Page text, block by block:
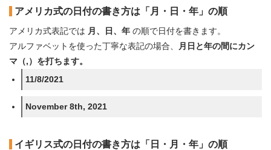
アメリカ式の日付の書き方は「月・日・年」の順
アメリカ式表記では 月、日、年 の順で日付を書きます。
アルファベットを使った丁寧な表記の場合、
月日と年の間にカン
マ（,）を打ちます。
11/8/2021
November 8th, 2021
イギリス式の日付の書き方は「日・月・年」の順